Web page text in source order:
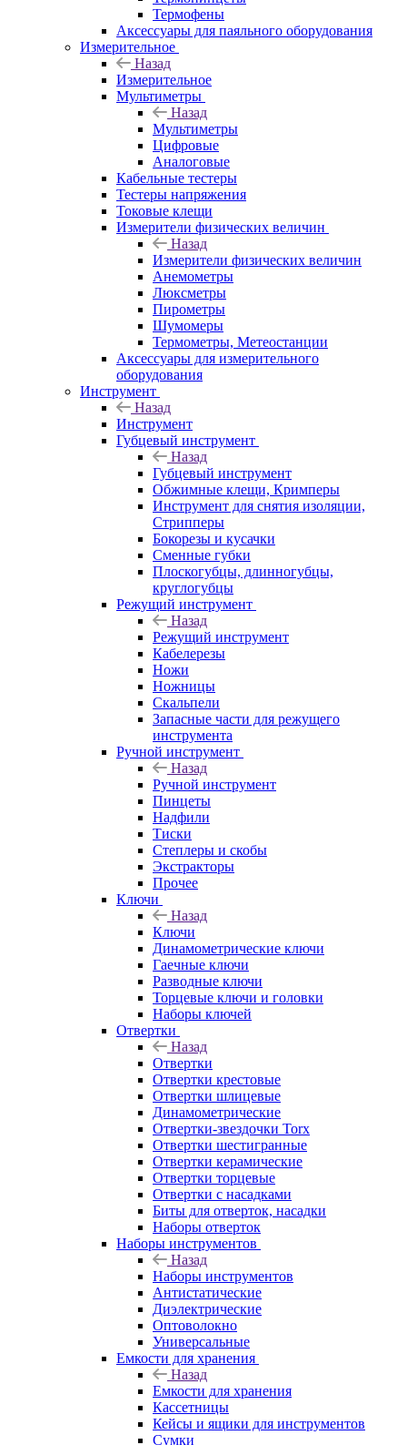
Термофены
Аксессуары для паяльного оборудования
Измерительное
Назад
Измерительное
Мультиметры
Назад
Мультиметры
Цифровые
Аналоговые
Кабельные тестеры
Тестеры напряжения
Токовые клещи
Измерители физических величин
Назад
Измерители физических величин
Анемометры
Люксметры
Пирометры
Шумомеры
Термометры, Метеостанции
Аксессуары для измерительного
оборудования
Инструмент
Назад
Инструмент
Губцевый инструмент
Назад
Губцевый инструмент
Обжимные клещи, Кримперы
Инструмент для снятия изоляции,
Стрипперы
Бокорезы и кусачки
Сменные губки
Плоскогубцы, длинногубцы,
круглогубцы
Режущий инструмент
Назад
Режущий инструмент
Кабелерезы
Ножи
Ножницы
Скальпели
Запасные части для режущего
инструмента
Ручной инструмент
Назад
Ручной инструмент
Пинцеты
Надфили
Тиски
Степлеры и скобы
Экстракторы
Прочее
Ключи
Назад
Ключи
Динамометрические ключи
Гаечные ключи
Разводные ключи
Торцевые ключи и головки
Наборы ключей
Отвертки
Назад
Отвертки
Отвертки крестовые
Отвертки шлицевые
Динамометрические
Отвертки-звездочки Torx
Отвертки шестигранные
Отвертки керамические
Отвертки торцевые
Отвертки с насадками
Биты для отверток, насадки
Наборы отверток
Наборы инструментов
Назад
Наборы инструментов
Антистатические
Диэлектрические
Оптоволокно
Универсальные
Емкости для хранения
Назад
Емкости для хранения
Кассетницы
Кейсы и ящики для инструментов
Сумки